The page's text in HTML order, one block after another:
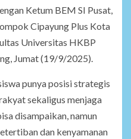
Ketum BEM SI Pusat,
Cipayung Plus Kota
Universitas HKBP
Jumat (19/9/2025).
punya posisi strategis
sekaligus menjaga
disampaikan, namun
dan kenyamanan